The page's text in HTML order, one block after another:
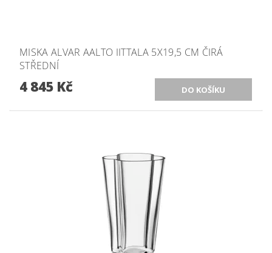
MISKA ALVAR AALTO IITTALA 5X19,5 CM ČIRÁ
STŘEDNÍ
4 845 Kč